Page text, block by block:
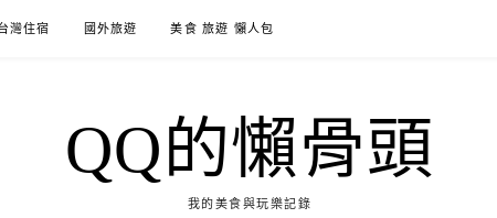
灣住宿 國外旅遊 美食 旅遊 懶人包
QQ的懶骨頭
我的美食與玩樂記錄